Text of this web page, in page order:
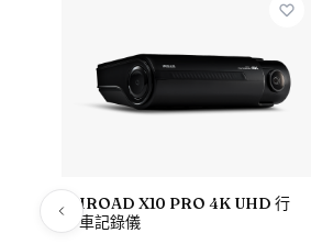
IROAD X10 PRO 4K UHD 行
車記錄儀